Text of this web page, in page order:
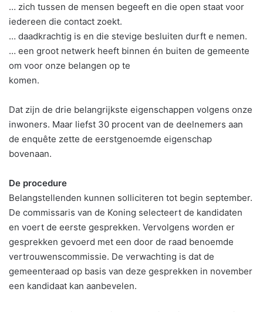
… zich tussen de mensen begeeft en die open staat voor
iedereen die contact zoekt.
… daadkrachtig is en die stevige besluiten durft e nemen.
… een groot netwerk heeft binnen én buiten de gemeente
om voor onze belangen op te
komen.
Dat zijn de drie belangrijkste eigenschappen volgens onze
inwoners. Maar liefst 30 procent van de deelnemers aan
de enquête zette de eerstgenoemde eigenschap
bovenaan.
De procedure
Belangstellenden kunnen solliciteren tot begin september.
De commissaris van de Koning selecteert de kandidaten
en voert de eerste gesprekken. Vervolgens worden er
gesprekken gevoerd met een door de raad benoemde
vertrouwenscommissie. De verwachting is dat de
gemeenteraad op basis van deze gesprekken in november
een kandidaat kan aanbevelen.